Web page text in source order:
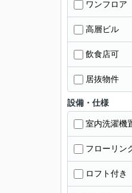
ワンフロア
高層ビル
飲食店可
居抜物件
設備・仕様
室内洗濯機
フローリン
ロフト付き